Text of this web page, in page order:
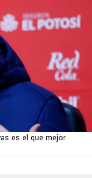
es el que mejor